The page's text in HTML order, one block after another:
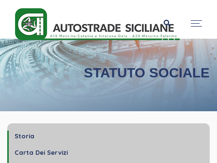
STATUTO SOCIALE
Storia
Carta Dei Servizi